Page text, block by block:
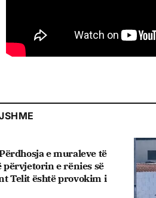
e muraleve të
përvjetorin e rënies së
Telit është provokim i